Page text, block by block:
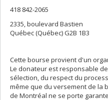
418 842-2065
2335, boulevard Bastien
Québec (Québec) G2B 1B3
Cette bourse provient d'un
Le donateur est responsable
sélection, du respect du
même que du versement de la
de Montréal ne se porte